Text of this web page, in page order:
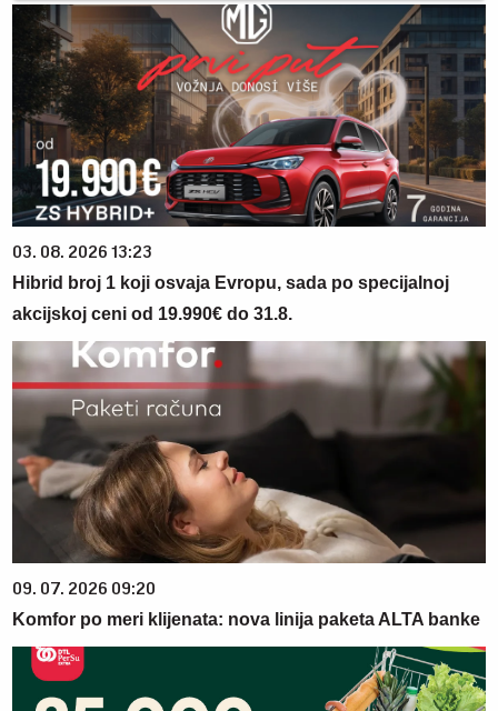
03. 08. 2026 13:23
Hibrid broj 1 koji osvaja Evropu, sada po specijalnoj
akcijskoj ceni od 19.990€ do 31.8.
09. 07. 2026 09:20
Komfor po meri klijenata: nova linija paketa ALTA banke